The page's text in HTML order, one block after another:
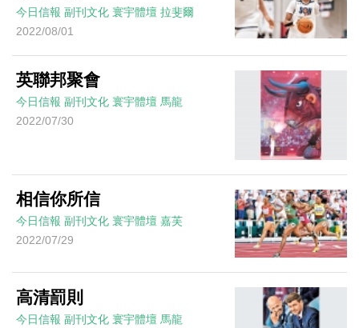
今日信報 副刊文化 寰宇體壇 拉斐爾
2022/08/01
英聯邦聚會
今日信報 副刊文化 寰宇體壇 馬龍
2022/07/30
相信你所信
今日信報 副刊文化 寰宇體壇 嘉芙
2022/07/29
高清罰則
今日信報 副刊文化 寰宇體壇 馬龍